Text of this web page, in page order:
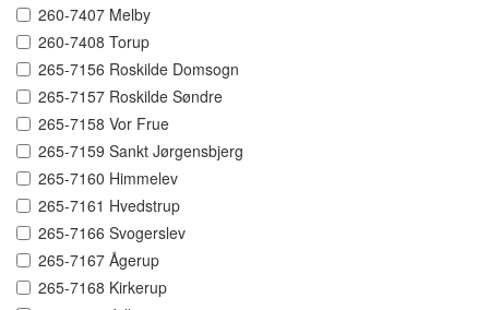
260-7407 Melby
260-7408 Torup
265-7156 Roskilde Domsogn
265-7157 Roskilde Søndre
265-7158 Vor Frue
265-7159 Sankt Jørgensbjerg
265-7160 Himmelev
265-7161 Hvedstrup
265-7166 Svogerslev
265-7167 Ågerup
265-7168 Kirkerup